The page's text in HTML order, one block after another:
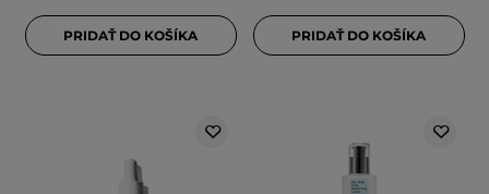
PRIDAŤ DO KOŠÍKA PRIDAŤ DO KOŠÍKA